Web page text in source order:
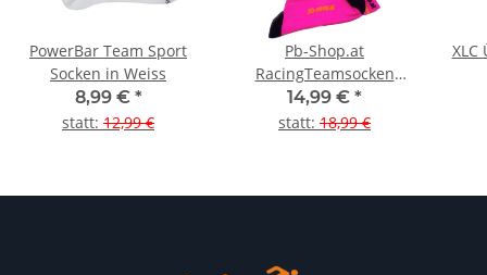
PowerBar Team Sport
Socken in Weiss
8,99 € *
statt: 12,99 €
Pb-Shop.at
RacingTeamsocken
Carbon
14,99 € *
statt: 18,99 €
XLC